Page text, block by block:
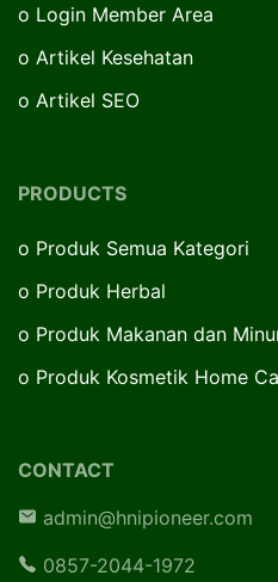
o Login Member Area
o Artikel Kesehatan
o Artikel SEO
PRODUCTS
o Produk Semua Kategori
o Produk Herbal
o Produk Makanan dan
o Produk Kosmetik Home
CONTACT
admin@hnipioneer.com
0857-2044-1972